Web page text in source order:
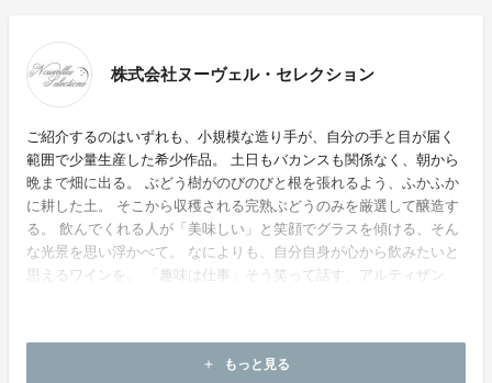
株式会社ヌーヴェル・セレクション
ご紹介するのはいずれも、小規模な造り手が、自分の手と目が届く
範囲で少量生産した希少作品。 土日もバカンスも関係なく、朝から
晩まで畑に出る。 ぶどう樹がのびのびと根を張れるよう、ふかふか
に耕した土。 そこから収穫される完熟ぶどうのみを厳選して醸造す
る。 飲んでくれる人が「美味しい」と笑顔でグラスを傾ける、そん
な光景を思い浮かべて。 なによりも、自分自身が心から飲みたいと
思えるワインを。 「趣味は仕事」そう笑って話す、アルティザン
add もっと見る